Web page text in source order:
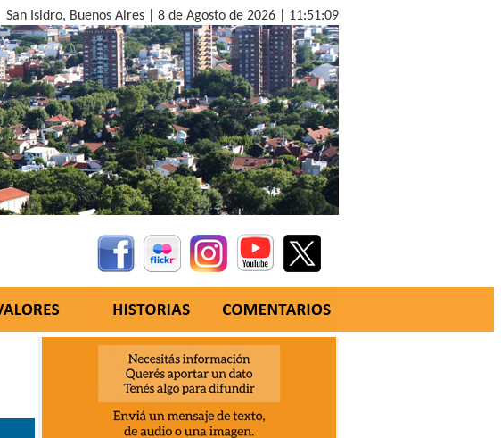
San Isidro, Buenos Aires | 8 de Agosto de 2026 | 11:51:10